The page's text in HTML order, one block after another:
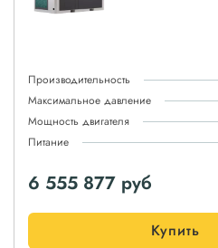
Производительность
Максимальное давление
Мощность двигателя
Питание
6 555 877 руб
Купить